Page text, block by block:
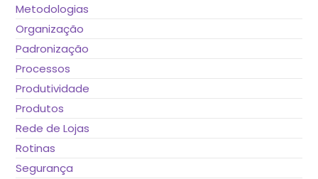
Metodologias
Organização
Padronização
Processos
Produtividade
Produtos
Rede de Lojas
Rotinas
Segurança